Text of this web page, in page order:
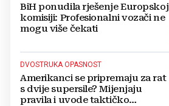
BiH ponudila rješenje Europskoj
komisiji: Profesionalni vozači ne
mogu više čekati
DVOSTRUKA OPASNOST
Amerikanci se pripremaju za rat
s dvije supersile? Mijenjaju
pravila i uvode taktičko